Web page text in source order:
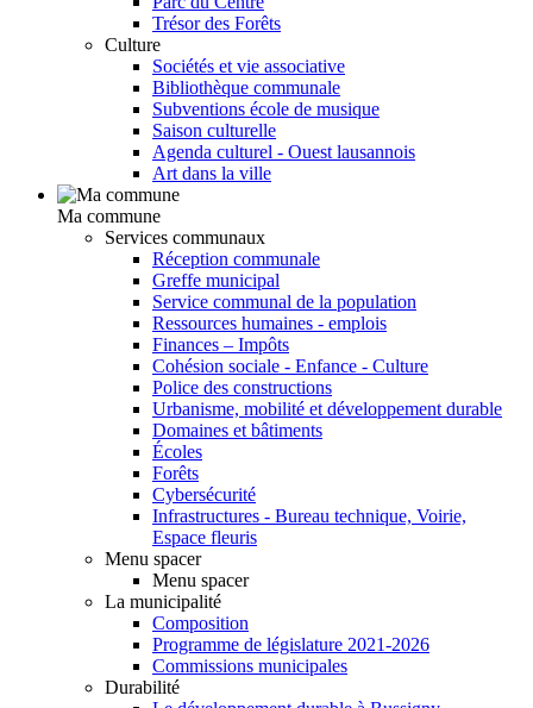
Trésor des Forêts
Culture
Sociétés et vie associative
Bibliothèque communale
Subventions école de musique
Saison culturelle
Agenda culturel - Ouest lausannois
Art dans la ville
Ma commune
Services communaux
Réception communale
Greffe municipal
Service communal de la population
Ressources humaines - emplois
Finances – Impôts
Cohésion sociale - Enfance - Culture
Police des constructions
Urbanisme, mobilité et développement durable
Domaines et bâtiments
Écoles
Forêts
Cybersécurité
Infrastructures - Bureau technique, Voirie,
Espace fleuris
Menu spacer
Menu spacer
La municipalité
Composition
Programme de législature 2021-2026
Commissions municipales
Durabilité